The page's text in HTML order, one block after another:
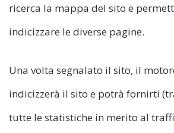
ricerca la mappa del sito e
indicizzare le diverse pagine.
Una volta segnalato il sito, il
indicizzerà il sito e potrà fornirti
tutte le statistiche in merito al